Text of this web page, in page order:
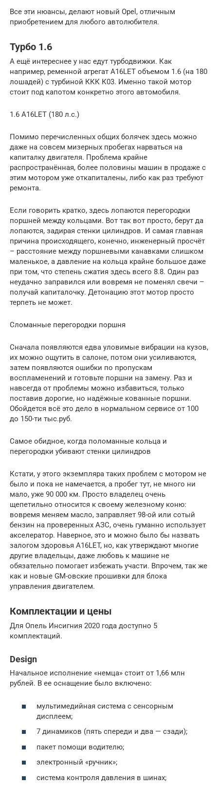
Все эти нюансы, делают новый Opel, отличным
приобретением для любого автолюбителя.
Турбо 1.6
А ещё интереснее у нас едут турбодвижки. Как
например, ременной агрегат A16LET объемом 1.6 (на 180
лошадей) с турбиной ККК К03. Именно такой мотор
стоит под капотом конкретно этого автомобиля.
1.6 A16LET (180 л.с.)
Помимо перечисленных общих болячек здесь можно
даже на совсем мизерных пробегах нарваться на
капиталку двигателя. Проблема крайне
распространённая, более половины машин в продаже с
этим мотором уже откапиталены, либо как раз требуют
ремонта.
Если говорить кратко, здесь лопаются перегородки
поршней между кольцами. Вот так вот просто, берут да
лопаются, задирая стенки цилиндров. И самая главная
причина происходящего, конечно, инженерный просчёт
– расстояние между поршневыми канавками слишком
маленькое, а давление на кольца крайне большое даже
при том, что степень сжатия здесь всего 8.8. Один раз
неудачно заправился или вовремя не поменял свечи –
получай капиталочку. Детонацию этот мотор просто
терпеть не может.
Сломанные перегородки поршня
Сначала появляются едва уловимые вибрации на кузов,
их можно ощутить в салоне, потом они усиливаются,
затем появляются ошибки по пропускам
воспламенений и готовьте поршни на замену. Раз и
навсегда от проблемы можно избавиться, только
поставив дорогие, но надёжные кованные поршни.
Обойдется всё это дело в нормальном сервисе от 100
до 150-ти тыс.руб.
Самое обидное, когда поломанные кольца и
перегородки убивают стенки цилиндров
Кстати, у этого экземпляра таких проблем с мотором не
было и пока не намечается, а пробег тут, не много ни
мало, уже 90 000 км. Просто владелец очень
щепетильно относится к своему железному коню:
вовремя меняем масло, заправляет 98-ой или сотый
бензин на проверенных АЗС, очень гуманно использует
акселератор. Наверное, это и можно было бы назвать
залогом здоровья A16LET, но, как утверждают многие
другие владельцы, даже любовь к машине не
обязательно помогает избежать участи. Впрочем, так же
как и новые GM-овские прошивки для блока
управления двигателем.
Комплектации и цены
Для Опель Инсигния 2020 года доступно 5
комплектаций.
Design
Начальное исполнение «немца» стоит от 1,66 млн
рублей. В ее оснащение было включено:
мультимедийная система с сенсорным
дисплеем;
7 динамиков (пять спереди и два — сзади);
пакет помощи водителю;
электронный «ручник»;
система контроля давления в шинах;